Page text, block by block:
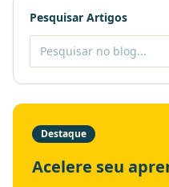
Pesquisar Artigos
Destaque
Acelere seu